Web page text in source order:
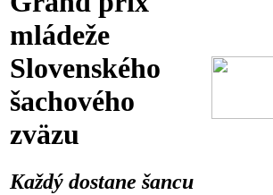
mládeže
Slovenského
šachového
zväzu
Každý dostane šancu